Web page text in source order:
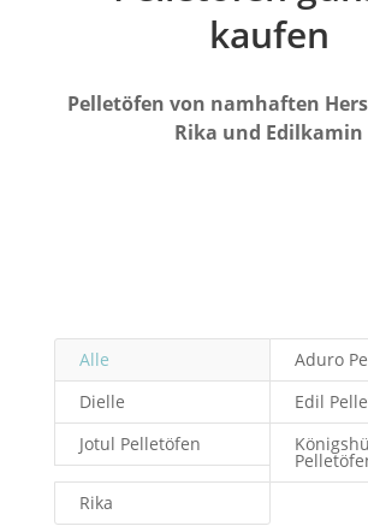
kaufen
Pelletöfen von namhaften
Rika und Edilkamin
Alle
Aduro
Dielle
Edil
Jotul Pelletöfen
Rika